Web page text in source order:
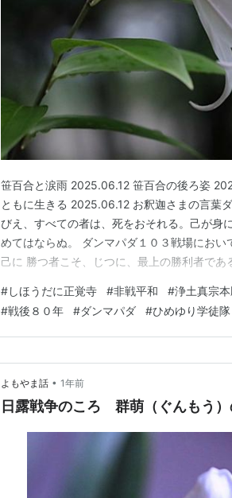
笹百合と涙雨 2025.06.12 笹百合の後ろ姿
ともに生きる 2025.06.12 お釈迦さまの言葉
びえ、すべての者は、死をおそれる。己が身
めてはならぬ。 ダンマパダ１０３戦場にお
己に 勝つ者こそ、じつに、最上の勝利者であ
５名の生徒だけが奇跡的に生き残りました。
め…
#しほうだに正覚寺 #非戦平和 #浄土真宗
#戦後８０年 #ダンマパダ #ひめゆり学徒隊
よもやま話 • 1年前
日露戦争のころ 群萌（ぐんもう